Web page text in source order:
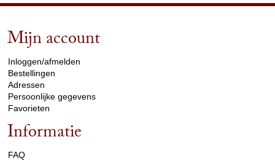
Mijn account
Inloggen/afmelden
Bestellingen
Adressen
Persoonlijke gegevens
Favorieten
Informatie
FAQ